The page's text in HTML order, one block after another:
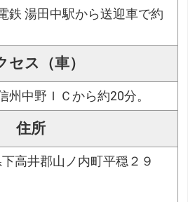
鉄 湯田中駅から送迎車で約
セス（車）
中野ＩＣから約20分。
住所
高井郡山ノ内町平穏２９